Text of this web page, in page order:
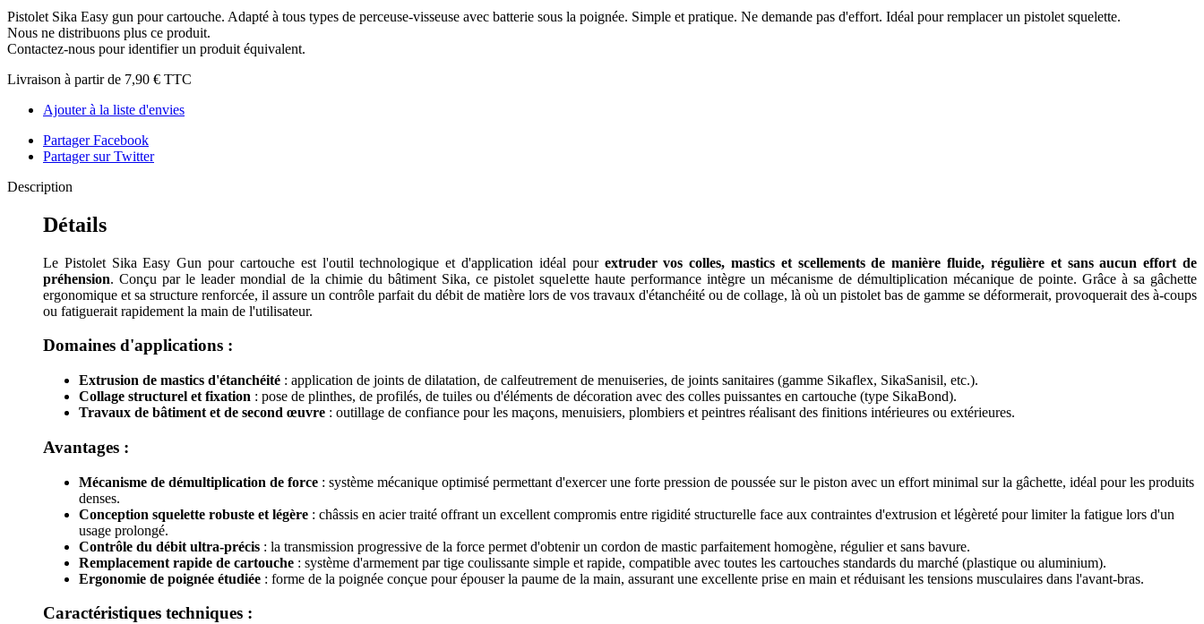
Pistolet Sika Easy gun pour cartouche. Adapté à tous types de perceuse-visseuse avec batterie sous la poignée. Simple et pratique. Ne demande pas d'effort. Idéal pour remplacer un pistolet squelette.
Nous ne distribuons plus ce produit.
Contactez-nous pour identifier un produit équivalent.
Livraison à partir de 7,90 € TTC
Ajouter à la liste d'envies
Partager Facebook
Partager sur Twitter
Description
Détails
Le Pistolet Sika Easy Gun pour cartouche est l'outil technologique et d'application idéal pour extruder vos colles, mastics et scellements de manière fluide, régulière et sans aucun effort de
préhension. Conçu par le leader mondial de la chimie du bâtiment Sika, ce pistolet squelette haute performance intègre un mécanisme de démultiplication mécanique de pointe. Grâce à sa gâchette
ergonomique et sa structure renforcée, il assure un contrôle parfait du débit de matière lors de vos travaux d'étanchéité ou de collage, là où un pistolet bas de gamme se déformerait, provoquerait des à-coups
ou fatiguerait rapidement la main de l'utilisateur.
Domaines d'applications :
Extrusion de mastics d'étanchéité : application de joints de dilatation, de calfeutrement de menuiseries, de joints sanitaires (gamme Sikaflex, SikaSanisil, etc.).
Collage structurel et fixation : pose de plinthes, de profilés, de tuiles ou d'éléments de décoration avec des colles puissantes en cartouche (type SikaBond).
Travaux de bâtiment et de second œuvre : outillage de confiance pour les maçons, menuisiers, plombiers et peintres réalisant des finitions intérieures ou extérieures.
Avantages :
Mécanisme de démultiplication de force : système mécanique optimisé permettant d'exercer une forte pression de poussée sur le piston avec un effort minimal sur la gâchette, idéal pour les produits
denses.
Conception squelette robuste et légère : châssis en acier traité offrant un excellent compromis entre rigidité structurelle face aux contraintes d'extrusion et légèreté pour limiter la fatigue lors d'un
usage prolongé.
Contrôle du débit ultra-précis : la transmission progressive de la force permet d'obtenir un cordon de mastic parfaitement homogène, régulier et sans bavure.
Remplacement rapide de cartouche : système d'armement par tige coulissante simple et rapide, compatible avec toutes les cartouches standards du marché (plastique ou aluminium).
Ergonomie de poignée étudiée : forme de la poignée conçue pour épouser la paume de la main, assurant une excellente prise en main et réduisant les tensions musculaires dans l'avant-bras.
Caractéristiques techniques :